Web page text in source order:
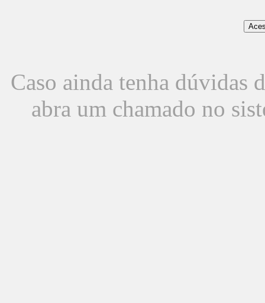
Caso ainda tenha dúvidas
abra um chamado no